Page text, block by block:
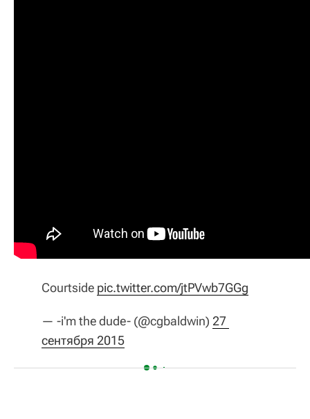
Courtside pic.twitter.com/jtPVwb7GGg
— -i'm the dude- (@cgbaldwin) 27
сентября 2015